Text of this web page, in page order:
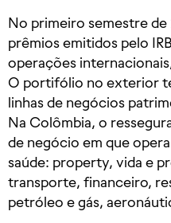
No primeiro semestre
prêmios emitidos pelo
operações
O portifólio no exterior
linhas de negócios
Na Colômbia, o
de negócio em que
saúde: property, vida e
transporte, financeiro,
petróleo e gás,